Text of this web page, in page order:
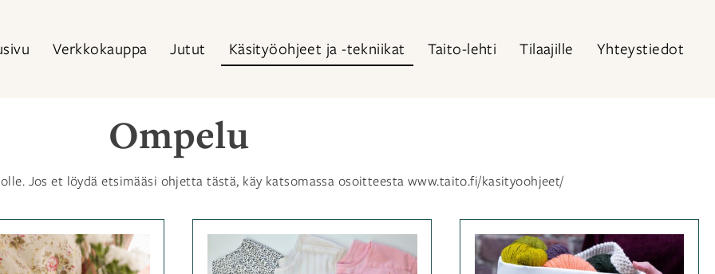
Verkkokauppa Jutut Käsityöohjeet ja -tekniikat Taito-lehti Tilaajille Yhteystiedot
Ompelu
Jos et löydä etsimääsi ohjetta tästä, käy katsomassa osoitteesta www.taito.fi/kasityoohjeet/
Kategoriassa
Lehden
Kategoriassa
Lehden
Kategoriassa
Lehden